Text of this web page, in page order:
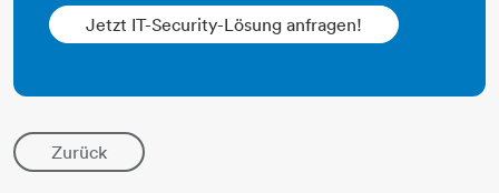
Jetzt IT-Security-Lösung anfragen!
Zurück